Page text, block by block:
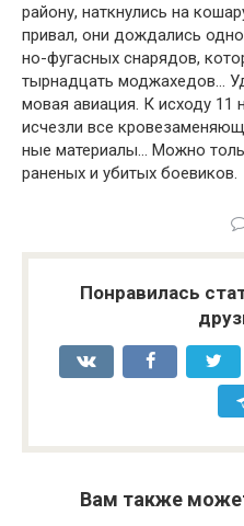
району, наткнулись на
привал, они дождались
но-фугасных снарядов,
тырнадцать моджахедов…
мовая авиация. К исходу 11
исчезли все
ные материалы… Можно
раненых и убитых боевиков.
Понравилась
Вам также